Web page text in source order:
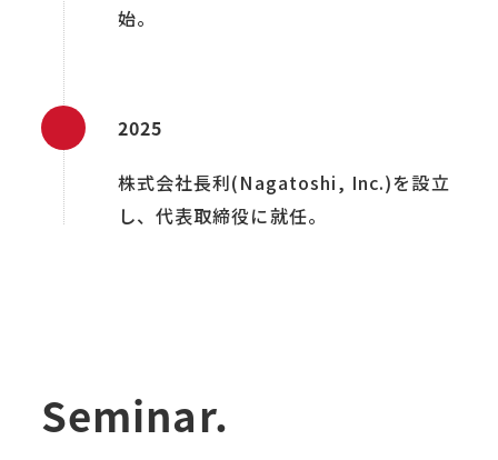
始。
2025
株式会社長利(Nagatoshi, Inc.)を設立
し、代表取締役に就任。
Seminar.